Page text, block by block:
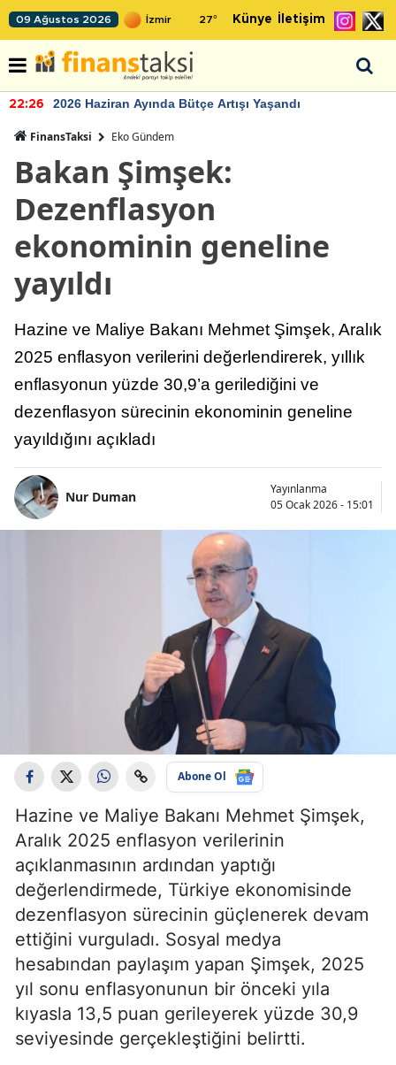
09 Ağustos 2026 27° Künye İletişim
22:26 2026 Haziran Ayında Bütçe Artışı Yaşandı
FinansTaksi Eko Gündem
Bakan Şimşek:
Dezenflasyon
ekonominin geneline
yayıldı
Hazine ve Maliye Bakanı Mehmet Şimşek, Aralık
2025 enflasyon verilerini değerlendirerek, yıllık
enflasyonun yüzde 30,9’a gerilediğini ve
dezenflasyon sürecinin ekonominin geneline
yayıldığını açıkladı
Nur Duman
Yayınlanma
05 Ocak 2026 - 15:01
Abone Ol
Hazine ve Maliye Bakanı Mehmet Şimşek,
Aralık 2025 enflasyon verilerinin
açıklanmasının ardından yaptığı
değerlendirmede, Türkiye ekonomisinde
dezenflasyon sürecinin güçlenerek devam
ettiğini vurguladı. Sosyal medya
hesabından paylaşım yapan Şimşek, 2025
yıl sonu enflasyonunun bir önceki yıla
kıyasla 13,5 puan gerileyerek yüzde 30,9
seviyesinde gerçekleştiğini belirtti.